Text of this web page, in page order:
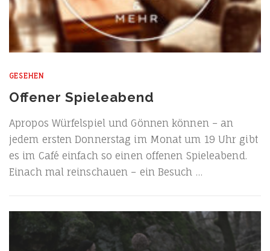
GESEHEN
Offener Spieleabend
Apro­pos Wür­fel­spiel und Gön­nen kön­nen – an
jedem ers­ten Don­ners­tag im Monat um 19 Uhr gibt
es im Café ein­fach so einen offe­nen Spie­le­abend.
Ein­ach mal rein­schau­en – ein Besuch …